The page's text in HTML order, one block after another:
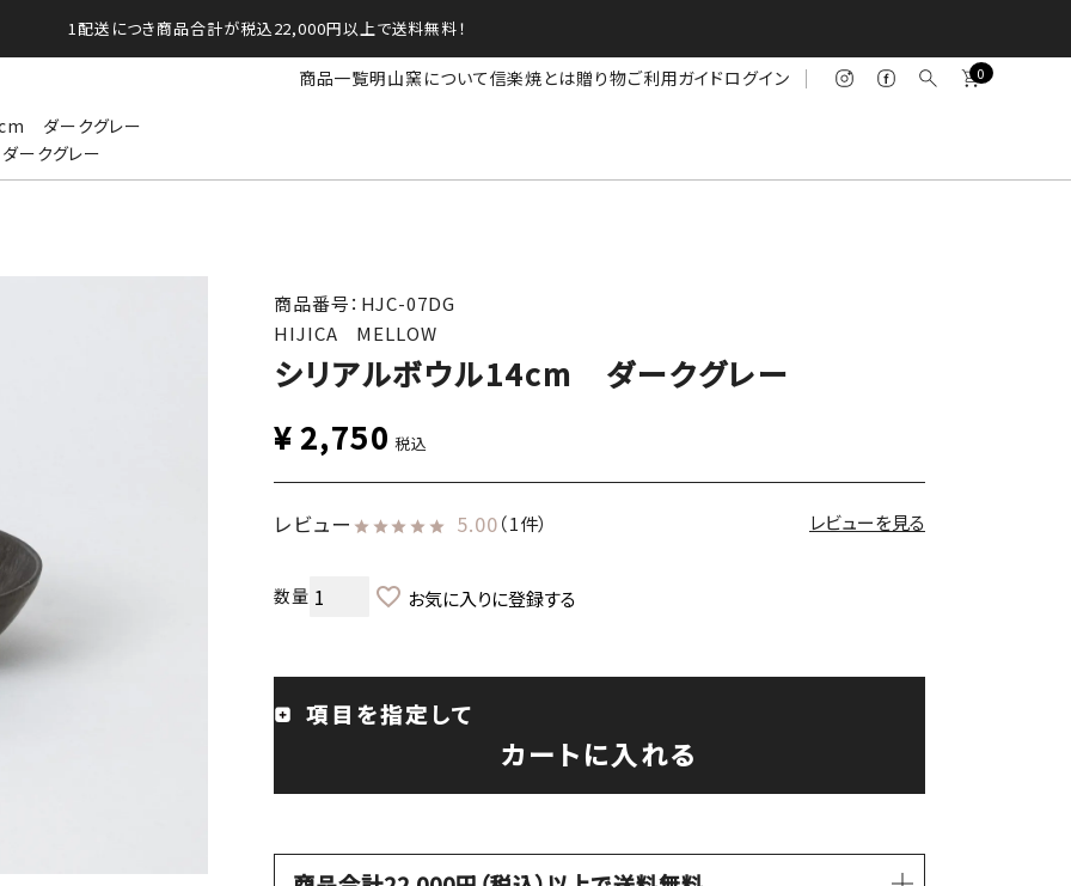
1配送につき商品合計が税込22,000円以上で送料無料！
商品一覧明山窯について信楽焼とは贈り物ご利用ガイドログイン 0
ダークグレー
ークグレー
商品番号：HJC-07DG
HIJICA MELLOW
シリアルボウル14cm ダークグレー
¥2,750 税込
レビュー 5.00（1件） レビューを見る
お気に入りに登録する
項目を指定して
カートに入れる